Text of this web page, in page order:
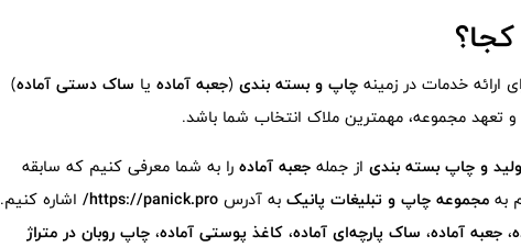
ارائه خدمات در زمینه چاپ و بسته بندی (جعبه آماده یا ساک دستی آماده)
و تعهد مجموعه، مهمترین ملاک انتخاب شما باشد.
و چاپ بسته بندی از جمله جعبه آماده را به شما معرفی کنیم که سابقه
مجموعه چاپ و تبلیغات پانیک به آدرس https://panick.pro/ اشاره کنیم.
، جعبه آماده، ساک پارچه‌ای آماده، کاغذ پوستی آماده، چاپ روبان در متراژ